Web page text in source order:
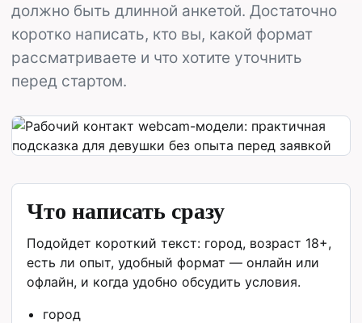
должно быть длинной анкетой. Достаточно
коротко написать, кто вы, какой формат
рассматриваете и что хотите уточнить
перед стартом.
Что написать сразу
Подойдет короткий текст: город, возраст 18+,
есть ли опыт, удобный формат — онлайн или
офлайн, и когда удобно обсудить условия.
город